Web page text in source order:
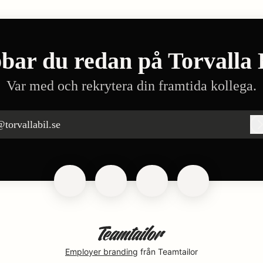
du redan på Torvalla
Var med och rekrytera din framtida kollega.
Employer branding från Teamtailor